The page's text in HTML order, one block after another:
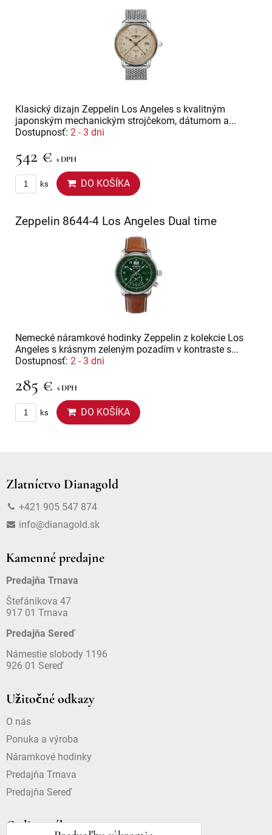
Klasický dizajn Zeppelin Los Angeles s kvalitným
japonským mechanickým strojčekom, dátumom a...
Dostupnosť: 2 - 3 dni
542 € s DPH
ks DO KOŠÍKA
Zeppelin 8644-4 Los Angeles Dual time
Nemecké náramkové hodinky Zeppelin z kolekcie Los
Angeles s krásnym zeleným pozadím v kontraste s...
Dostupnosť: 2 - 3 dni
285 € s DPH
ks DO KOŠÍKA
Zlatníctvo Dianagold
+421 905 547 874
info@dianagold.sk
Kamenné predajne
Predajňa Trnava
Štefánikova 47
917 01 Trnava
Predajňa Sereď
Námestie slobody 1196
926 01 Sereď
Užitočné odkazy
O nás
Ponuka a výroba
Náramkové hodinky
Predajňa Trnava
Predajňa Sereď
Online nákup